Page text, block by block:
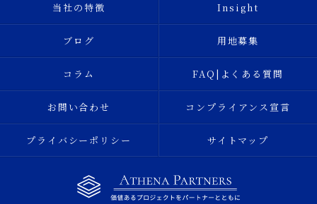
当社の特徴 Insight
ブログ 用地募集
コラム FAQ|よくある質問
お問い合わせ コンプライアンス宣言
プライバシーポリシー サイトマップ